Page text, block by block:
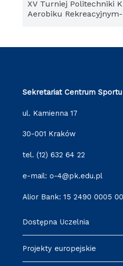
XV Turniej Politechniki
Aerobiku Rekreacyjnym-
Sekretariat Centrum
ul. Kamienna 17
30-001 Kraków
tel. (12) 632 64 22
e-mail: o-4@pk.edu.pl
Alior Bank: 15 2490 0005
Dostępna Uczelnia
Projekty europejskie